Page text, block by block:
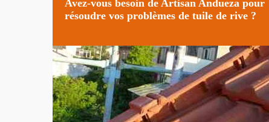
Avez-vous besoin de Artisan Andueza pour
résoudre vos problèmes de tuile de rive ?